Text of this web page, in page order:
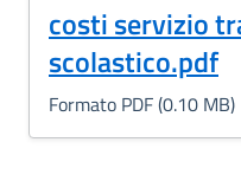
costi servizio
scolastico.pdf
(Formato PDF,
Formato PDF (0.10 MB)